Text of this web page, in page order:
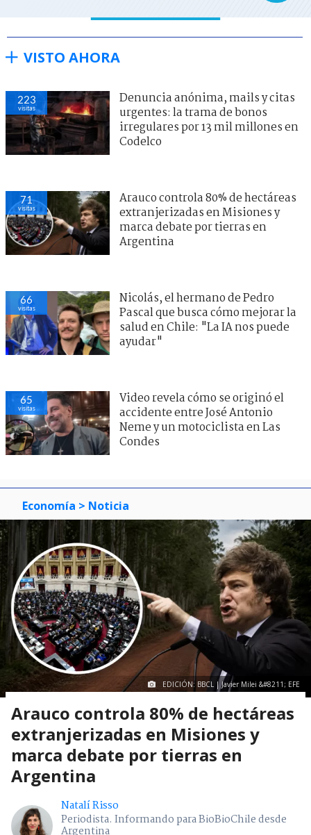
VISTO AHORA
223
visitas
Denuncia anónima, mails y citas
urgentes: la trama de bonos
irregulares por 13 mil millones en
Codelco
71
visitas
Arauco controla 80% de hectáreas
extranjerizadas en Misiones y
marca debate por tierras en
Argentina
66
visitas
Nicolás, el hermano de Pedro
Pascal que busca cómo mejorar la
salud en Chile: "La IA nos puede
ayudar"
65
visitas
Video revela cómo se originó el
accidente entre José Antonio
Neme y un motociclista en Las
Condes
Economía > Noticia
EDICIÓN: BBCL | Javier Milei &#8211; EFE
Arauco controla 80% de hectáreas
extranjerizadas en Misiones y
marca debate por tierras en
Argentina
Natalí Risso
Periodista. Informando para BioBioChile desde